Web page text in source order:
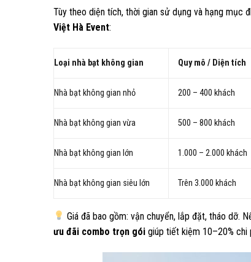
Tùy theo diện tích, thời gian sử dụng và hạng mục
Việt Hà Event:
Loại nhà bạt không gian Quy mô / Diện tích
Nhà bạt không gian nhỏ 200 – 400 khách
Nhà bạt không gian vừa 500 – 800 khách
Nhà bạt không gian lớn 1.000 – 2.000 khách
Nhà bạt không gian siêu lớn Trên 3.000 khách
Giá đã bao gồm: vận chuyển, lắp đặt, tháo dỡ.
ưu đãi combo trọn gói giúp tiết kiệm 10–20% chi